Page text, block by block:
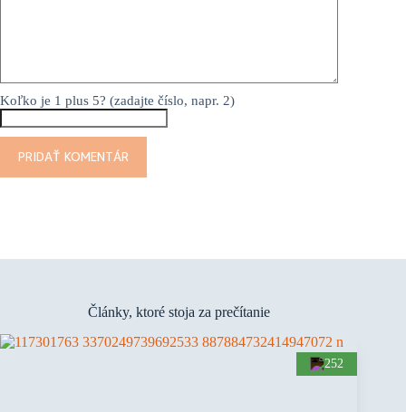
Koľko je 1 plus 5? (zadajte číslo, napr. 2)
PRIDAŤ KOMENTÁR
Články, ktoré stoja za prečítanie
252